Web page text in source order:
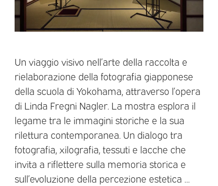
Un viaggio visivo nell’arte della raccolta e
rielaborazione della fotografia giapponese
della scuola di Yokohama, attraverso l’opera
di Linda Fregni Nagler. La mostra esplora il
legame tra le immagini storiche e la sua
rilettura contemporanea. Un dialogo tra
fotografia, xilografia, tessuti e lacche che
invita a riflettere sulla memoria storica e
sull’evoluzione della percezione estetica …